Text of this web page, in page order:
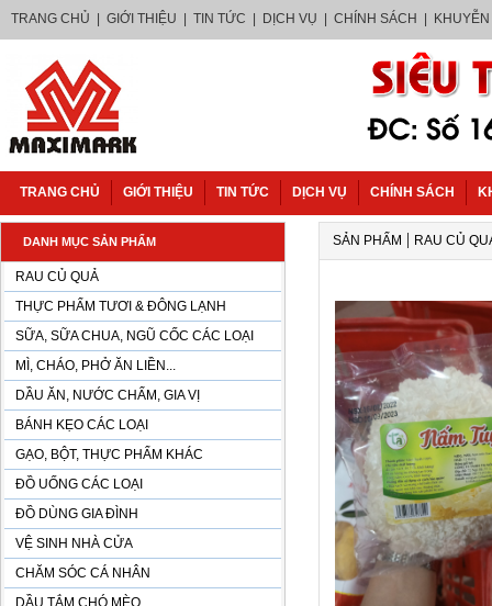
TRANG CHỦ GIỚI THIỆU TIN TỨC DỊCH VỤ CHÍNH SÁCH
TRANG CHỦ GIỚI THIỆU TIN TỨC DỊCH VỤ CHÍNH SÁCH
DANH MỤC SẢN PHẨM
RAU CỦ QUẢ
THỰC PHẨM TƯƠI & ĐÔNG LẠNH
SỮA, SỮA CHUA, NGŨ CỐC CÁC LOẠI
MÌ, CHÁO, PHỞ ĂN LIỀN...
DẦU ĂN, NƯỚC CHẤM, GIA VỊ
BÁNH KẸO CÁC LOẠI
GẠO, BỘT, THỰC PHẨM KHÁC
ĐỒ UỐNG CÁC LOẠI
ĐỒ DÙNG GIA ĐÌNH
VỆ SINH NHÀ CỬA
CHĂM SÓC CÁ NHÂN
DẦU TẮM CHÓ MÈO
SẢN PHẨM | RAU CỦ